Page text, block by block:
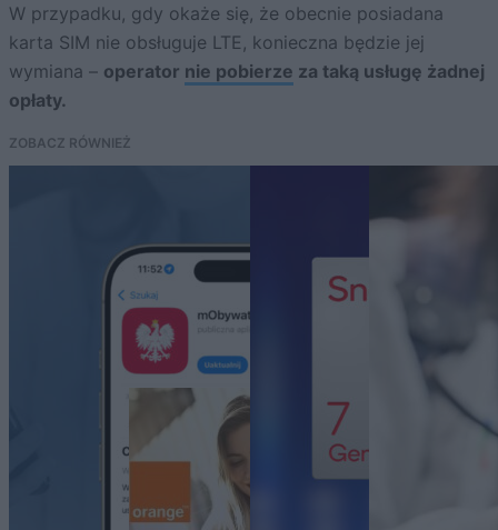
W przypadku, gdy okaże się, że obecnie posiadana
karta SIM nie obsługuje LTE, konieczna będzie jej
wymiana – operator nie pobierze za taką usługę żadnej
opłaty.
ZOBACZ RÓWNIEŻ